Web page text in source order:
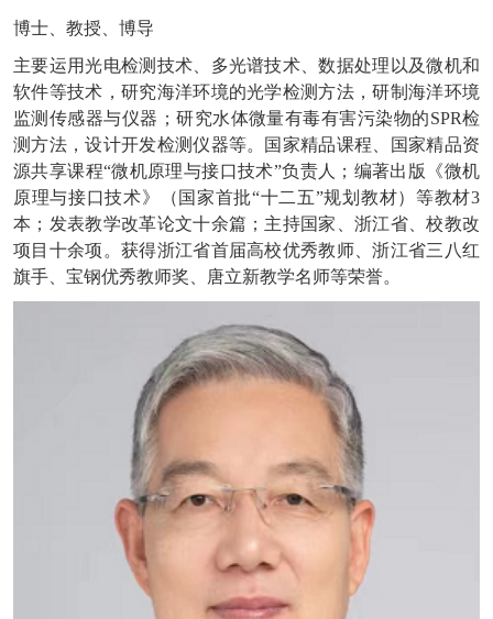
博士、教授、博导
主要运用光电检测技术、多光谱技术、数据处理以及微机和
软件等技术，研究海洋环境的光学检测方法，研制海洋环境
监测传感器与仪器；研究水体微量有毒有害污染物的SPR检
测方法，设计开发检测仪器等。国家精品课程、国家精品资
源共享课程“微机原理与接口技术”负责人；编著出版《微机
原理与接口技术》（国家首批“十二五”规划教材）等教材3
本；发表教学改革论文十余篇；主持国家、浙江省、校教改
项目十余项。获得浙江省首届高校优秀教师、浙江省三八红
旗手、宝钢优秀教师奖、唐立新教学名师等荣誉。